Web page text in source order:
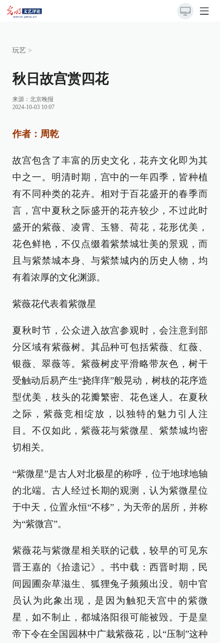
玩艺 >
秋日故宫赏四花
来源： 北京晚报
2024-10-03 10:07
作者：周乾
故宫包含了丰富的历史文化，花卉文化即为其
中之一。明清时期，宫中的一年四季，皆种植
有不同种类的花卉。相对于百花盛开的春季而
言，宫中夏秋之际盛开的花卉较少，不过此时
盛开的紫薇、凌霄、玉簪、荷花，花形优美，
花色鲜艳，不仅点缀着紫禁城壮美的景观，而
且与紫禁城本身、与紫禁城内的历史人物，均
有着浓厚的文化渊源。
紫薇花代表着紫微星
夏秋时节，公众进入故宫参观时，会注意到部
分区域有紫薇树。其品种可包括紫薇、红薇、
银薇、翠薇等。紫薇树皮平滑略带灰色，树干
受触动后易产生“挠痒痒”般晃动，树枝的花序造
型优美，枝头的花瓣繁密、花色迷人。在夏秋
之际，紫薇竞相绽放，以独特的魅力引人注
目。不仅如此，紫薇花与紫微星、紫禁城均密
切相关。
“紫微星”是古人对北极星的称呼，位于地球地轴
的北端。古人经过长期的观测，认为紫微星位
于中天，位置永恒“不移”，为天帝的居所，并称
为“紫微宫”。
紫薇花与紫微星相关联的记载，较早的可见东
晋王嘉的《拾遗记》。书中载：西晋时期，民
间园圃杂草滋生、狐狸兔子频频出没。朝中官
员认为此象出现，是因为触犯天宫中的紫微
星，如不制止，都城洛阳很可能被毁。于是皇
帝下令在全国园林中广栽紫薇花，以“压制”这种